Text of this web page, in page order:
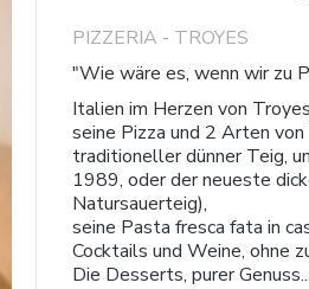
PIZZERIA - TROYES
"Wie wäre es, wenn wir zu
Italien im Herzen von
seine Pizza und 2 Arten
traditioneller dünner Teig,
1989, oder der neueste
Natursauerteig),
seine Pasta fresca fata in
Cocktails und Weine, ohne
Die Desserts, purer Genuss...